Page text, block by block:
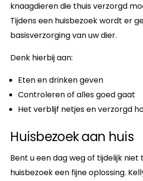
knaagdieren die thuis verzorgd
Tijdens een huisbezoek wordt er
basisverzorging van uw dier.
Denk hierbij aan:
Eten en drinken geven
Controleren of alles goed gaat
Het verblijf netjes en verzorgd
Huisbezoek aan huis
Bent u een dag weg of tijdelijk niet
huisbezoek een fijne oplossing.